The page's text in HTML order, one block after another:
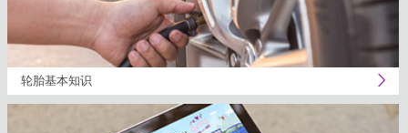
轮胎基本知识